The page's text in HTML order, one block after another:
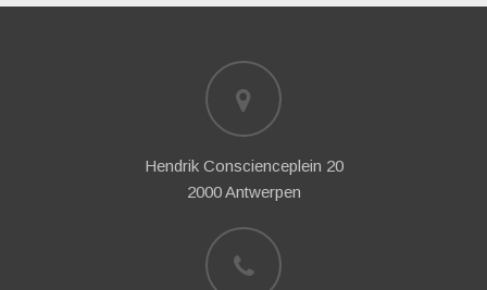
Hendrik Conscienceplein 20
2000 Antwerpen